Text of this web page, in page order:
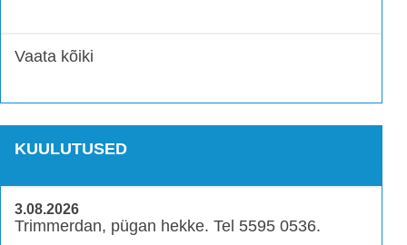
Vaata kõiki
KUULUTUSED
3.08.2026
Trimmerdan, pügan hekke. Tel 5595 0536.